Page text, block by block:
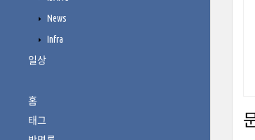
News
Infra
일상
홈
태그